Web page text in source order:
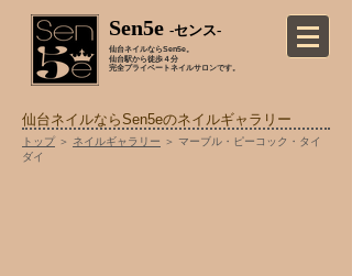
仙台ネイルならSen5e。
仙台駅から徒歩４分
完全プライベートネイルサロンです。
Sen5e -センス-
仙台ネイルならSen5eのネイルギャラリー
トップ＞ ネイルギャラリー ＞ マーブル・ピーコック・タイ
ダイ